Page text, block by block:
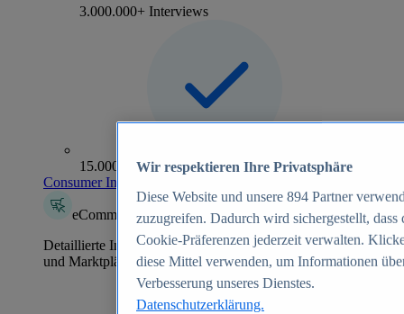
3.000.000+ Interviews
15.000+ Marken
Consumer Insights entdecken
eCommerce Insights
Detaillierte Informationen zu mehr als 39.000 Online-Shops
und Marktplätzen
Wir respektieren Ihre Privatsphäre
Diese Website und unsere 894 Partner
zuzugreifen. Dadurch wird sichergestellt,
Cookie-Präferenzen jederzeit verwalten.
diese Mittel verwenden, um Informationen
Verbesserung unseres Dienstes.
Datenschutzerklärung.